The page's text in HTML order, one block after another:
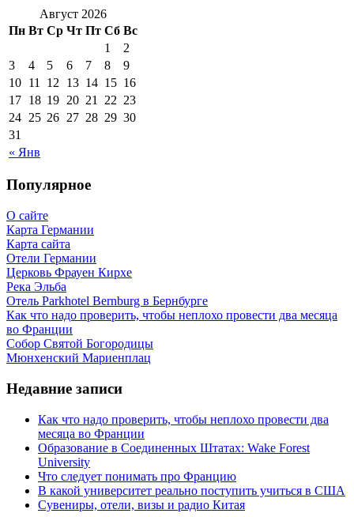
Август 2026
Пн Вт Ср Чт Пт Сб Вс
« Янв
1
2
3
4 5 6 7 8
9
10 11 12 13 14 15 16
17 18 19 20 21 22 23
24 25 26 27 28 29 30
31
Популярное
О сайте
Карта Германии
Карта сайта
Отели Германии
Церковь Фрауен Кирхе
Река Эльба
Отель Parkhotel Bernburg в Бернбурге
Как что надо проверить, чтобы неплохо провести два месяца
во Франции
Собор Святой Богородицы
Мюнхенский Мариенплац
Недавние записи
Как что надо проверить, чтобы неплохо провести два
месяца во Франции
Образование в Соединенных Штатах: Wake Forest
University
Что следует понимать про Францию
В какой университет реально поступить учиться в США
Сувениры, отели, визы и радио Китая